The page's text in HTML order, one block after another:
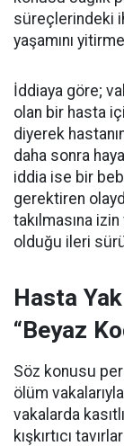
süreçlerindeki
yaşamını
İddiaya göre;
olan bir hasta
diyerek
daha sonra
iddia ise bir
gerektiren
takılmasına
olduğu ileri
Hasta
“Beyaz
Söz konusu
ölüm
vakalarda
kışkırtıcı